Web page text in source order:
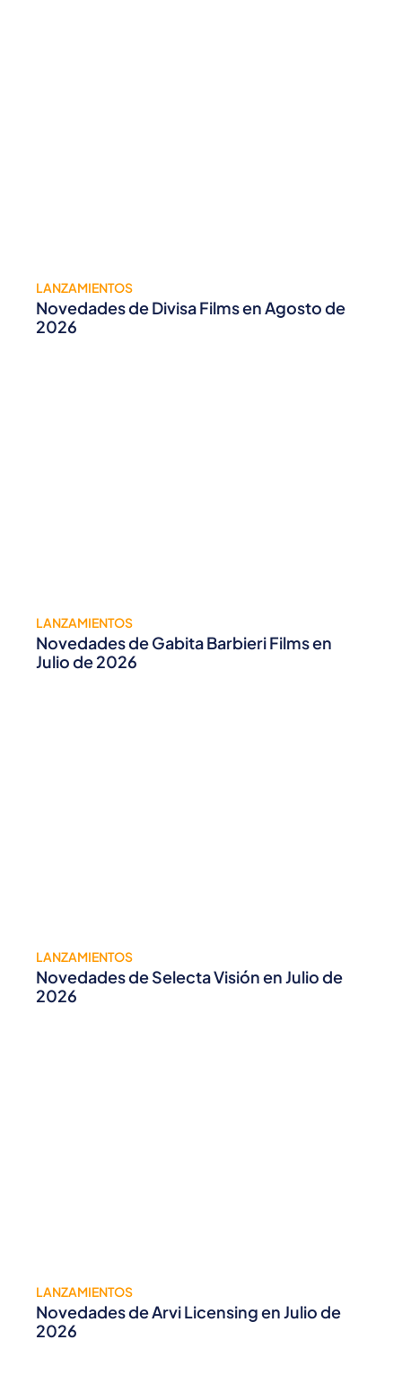
LANZAMIENTOS
Novedades de Divisa Films en Agosto de
2026
LANZAMIENTOS
Novedades de Gabita Barbieri Films en
Julio de 2026
LANZAMIENTOS
Novedades de Selecta Visión en Julio de
2026
LANZAMIENTOS
Novedades de Arvi Licensing en Julio de
2026